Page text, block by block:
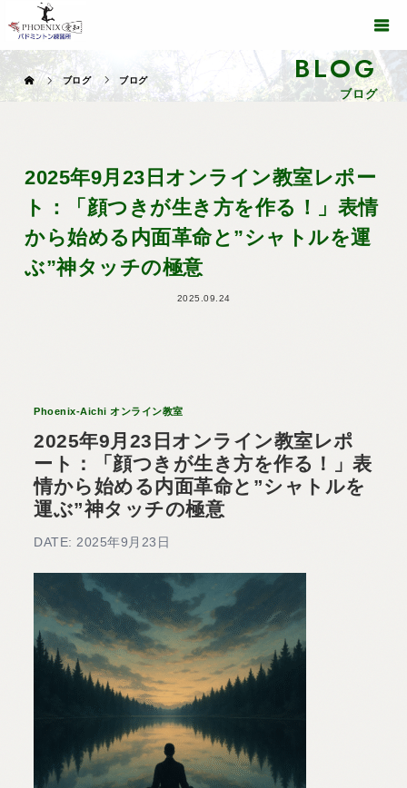
BLOG
ブログ
ブログ ブログ
2025年9月23日オンライン教室レポー
ト：「顔つきが生き方を作る！」表情
から始める内面革命と”シャトルを運
ぶ”神タッチの極意
2025.09.24
Phoenix-Aichi オンライン教室
2025年9月23日オンライン教室レポ
ート：「顔つきが生き方を作る！」表
情から始める内面革命と”シャトルを
運ぶ”神タッチの極意
DATE: 2025年9月23日